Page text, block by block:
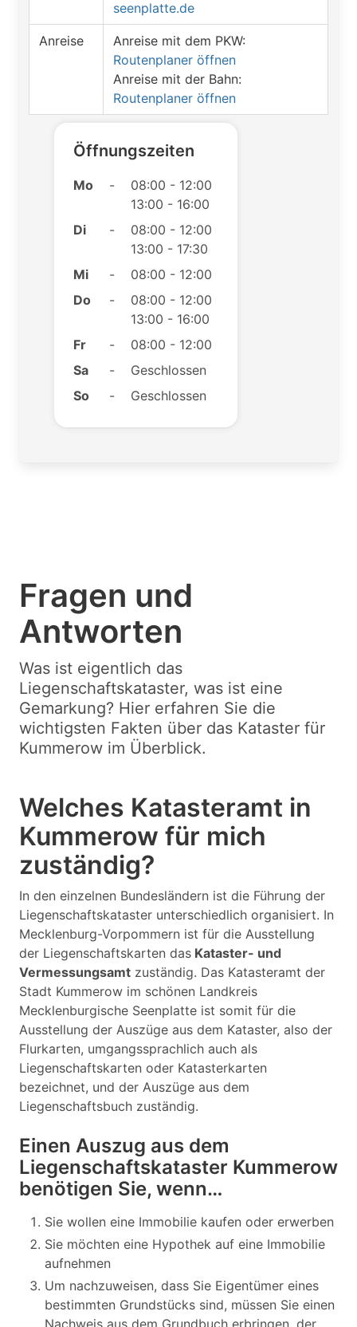
seenplatte.de
Anreise
Anreise mit dem PKW:
Routenplaner öffnen
Anreise mit der Bahn:
Routenplaner öffnen
Öffnungszeiten
Mo -
08:00 - 12:00
13:00 - 16:00
Di
-
08:00 - 12:00
13:00 - 17:30
Mi
-
08:00 - 12:00
Do
-
08:00 - 12:00
13:00 - 16:00
Fr
-
08:00 - 12:00
Sa
-
Geschlossen
So
- Geschlossen
Fragen und
Antworten
Was ist eigentlich das
Liegenschaftskataster, was ist eine
Gemarkung? Hier erfahren Sie die
wichtigsten Fakten über das Kataster für
Kummerow im Überblick.
Welches Katasteramt in
Kummerow für mich
zuständig?
In den einzelnen Bundesländern ist die Führung der
Liegenschaftskataster unterschiedlich organisiert. In
Mecklenburg-Vorpommern ist für die Ausstellung
der Liegenschaftskarten das Kataster- und
Vermessungsamt zuständig. Das Katasteramt der
Stadt Kummerow im schönen Landkreis
Mecklenburgische Seenplatte ist somit für die
Ausstellung der Auszüge aus dem Kataster, also der
Flurkarten, umgangssprachlich auch als
Liegenschaftskarten oder Katasterkarten
bezeichnet, und der Auszüge aus dem
Liegenschaftsbuch zuständig.
Einen Auszug aus dem
Liegenschaftskataster Kummerow
benötigen Sie, wenn…
Sie wollen eine Immobilie kaufen oder erwerben
Sie möchten eine Hypothek auf eine Immobilie
aufnehmen
Um nachzuweisen, dass Sie Eigentümer eines
bestimmten Grundstücks sind, müssen Sie einen
Nachweis aus dem Grundbuch erbringen, der